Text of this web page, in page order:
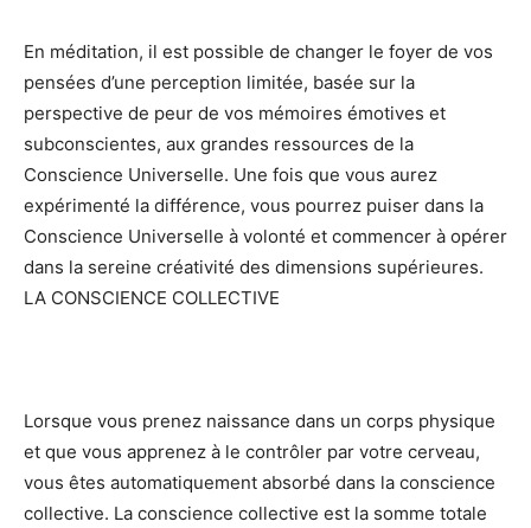
En méditation, il est possible de changer le foyer de vos
pensées d’une perception limitée, basée sur la
perspective de peur de vos mémoires émotives et
subconscientes, aux grandes ressources de la
Conscience Universelle. Une fois que vous aurez
expérimenté la différence, vous pourrez puiser dans la
Conscience Universelle à volonté et commencer à opérer
dans la sereine créativité des dimensions supérieures.
LA CONSCIENCE COLLECTIVE
Lorsque vous prenez naissance dans un corps physique
et que vous apprenez à le contrôler par votre cerveau,
vous êtes automatiquement absorbé dans la conscience
collective. La conscience collective est la somme totale